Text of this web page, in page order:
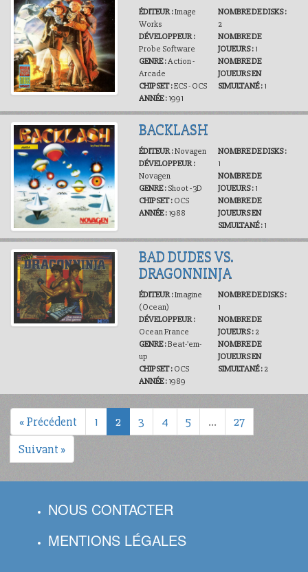
ÉDITEUR :Image
Works
DÉVELOPPEUR :
Probe Software
GENRE :Action -
Arcade
CHIPSET :ECS - OCS
ANNÉE :1991
NOMBRE DE DISKS :
2
NOMBRE DE
JOUEURS :1
NOMBRE DE
JOUEURS EN
SIMULTANÉ :1
BACKLASH
ÉDITEUR :Novagen
DÉVELOPPEUR :
Novagen
GENRE :Shoot - 3D
CHIPSET :OCS
ANNÉE :1988
NOMBRE DE DISKS :
1
NOMBRE DE
JOUEURS :1
NOMBRE DE
JOUEURS EN
SIMULTANÉ :1
BAD DUDES VS.
DRAGONNINJA
ÉDITEUR :Imagine
(Ocean)
DÉVELOPPEUR :
Ocean France
GENRE :Beat-'em-
up
CHIPSET :OCS
ANNÉE :1989
NOMBRE DE DISKS :
1
NOMBRE DE
JOUEURS :2
NOMBRE DE
JOUEURS EN
SIMULTANÉ :2
« Précédent 1 2 3 4 5 …
27
Suivant »
NOUS CONTACTER
MENTIONS LÉGALES